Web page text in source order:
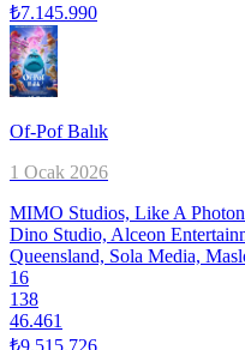
₺7.145.990
Of-Pof Balık
1 Ocak 2026
MIMO Studios, Like A
Dino Studio, Alceon
Queensland, Sola Media,
16
138
46.461
₺9.515.726